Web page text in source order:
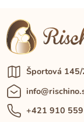
Športová
+421 910